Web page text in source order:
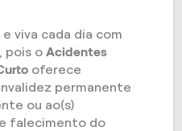
viva cada dia com
pois oAcidentes
oferece
permanente
ou ao(s)
falecimento do